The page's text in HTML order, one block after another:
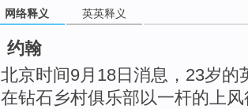
网络释义 英英释义
约翰
北京时间9月18日消息，23岁的
在钻石乡村俱乐部以一杆的上